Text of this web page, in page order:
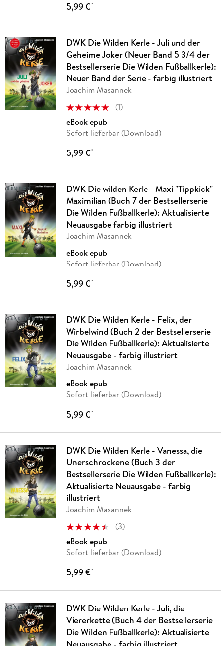
5,99 €*
DWK Die Wilden Kerle - Juli und der
Geheime Joker (Neuer Band 5 3/4 der
Bestsellerserie Die Wilden Fußballkerle):
Neuer Band der Serie - farbig illustriert
Joachim Masannek
(1)
eBook epub
Sofort lieferbar (Download)
5,99 €*
DWK Die wilden Kerle - Maxi "Tippkick"
Maximilian (Buch 7 der Bestsellerserie
Die Wilden Fußballkerle): Aktualisierte
Neuausgabe farbig illustriert
Joachim Masannek
eBook epub
Sofort lieferbar (Download)
5,99 €*
DWK Die Wilden Kerle - Felix, der
Wirbelwind (Buch 2 der Bestsellerserie
Die Wilden Fußballkerle): Aktualisierte
Neuausgabe - farbig illustriert
Joachim Masannek
eBook epub
Sofort lieferbar (Download)
5,99 €*
DWK Die Wilden Kerle - Vanessa, die
Unerschrockene (Buch 3 der
Bestsellerserie Die Wilden Fußballkerle):
Aktualisierte Neuausgabe - farbig
illustriert
Joachim Masannek
(3)
eBook epub
Sofort lieferbar (Download)
5,99 €*
DWK Die Wilden Kerle - Juli, die
Viererkette (Buch 4 der Bestsellerserie
Die Wilden Fußballkerle): Aktualisierte